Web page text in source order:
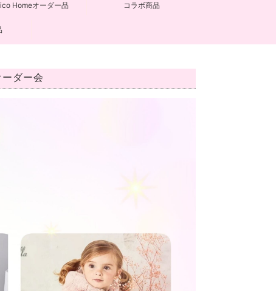
Homeオーダー品 コラボ商品
ダー会